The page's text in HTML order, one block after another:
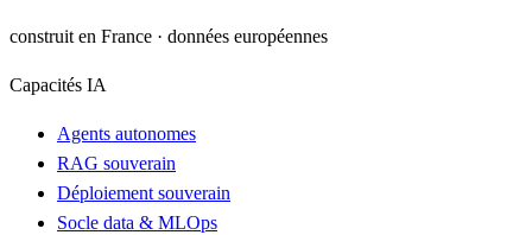
construit en France · données européennes
Capacités IA
Agents autonomes
RAG souverain
Déploiement souverain
Socle data & MLOps